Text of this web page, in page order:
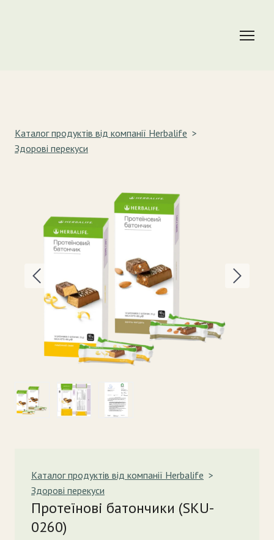
Каталог продуктів від компанії Herbalife
Здорові перекуси
Каталог продуктів від компанії Herbalife
Здорові перекуси
Протеїнові батончики (SKU-
0260)